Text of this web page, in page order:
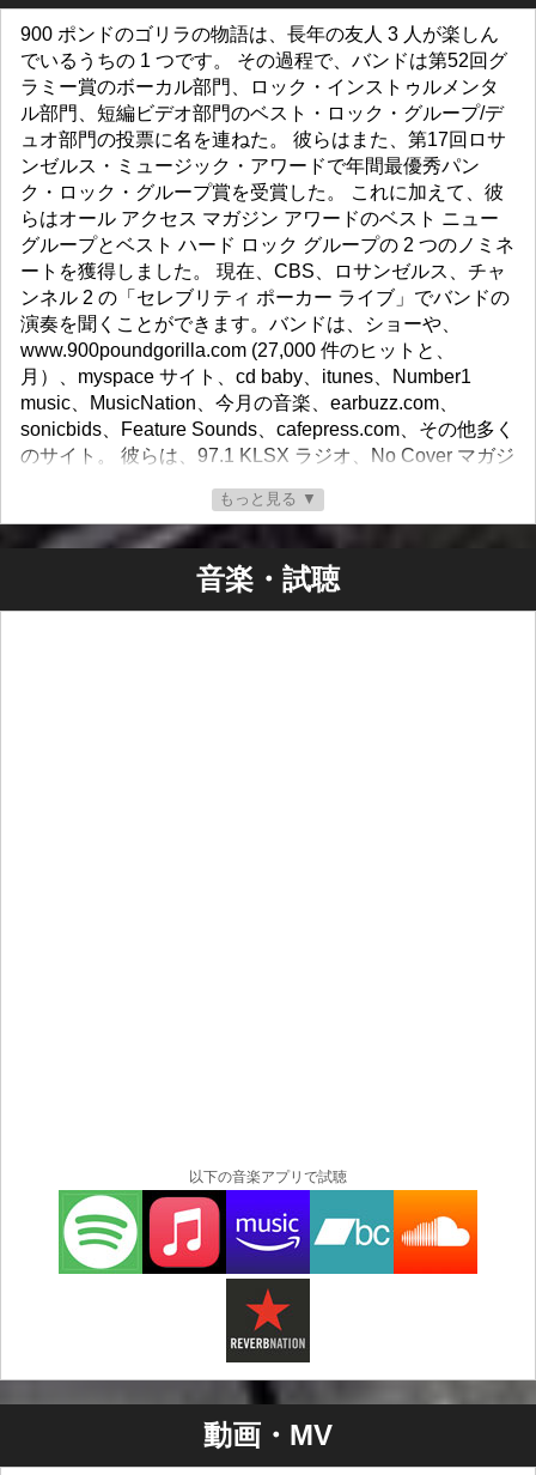
900 ポンドのゴリラの物語は、長年の友人 3 人が楽しん
でいるうちの 1 つです。 その過程で、バンドは第52回グ
ラミー賞のボーカル部門、ロック・インストゥルメンタ
ル部門、短編ビデオ部門のベスト・ロック・グループ/デ
ュオ部門の投票に名を連ねた。 彼らはまた、第17回ロサ
ンゼルス・ミュージック・アワードで年間最優秀パン
ク・ロック・グループ賞を受賞した。 これに加えて、彼
らはオール アクセス マガジン アワードのベスト ニュー
グループとベスト ハード ロック グループの 2 つのノミネ
ートを獲得しました。 現在、CBS、ロサンゼルス、チャ
ンネル 2 の「セレブリティ ポーカー ライブ」でバンドの
演奏を聞くことができます。バンドは、ショーや、
www.900poundgorilla.com (27,000 件のヒットと、
月）、myspace サイト、cd baby、itunes、Number1
music、MusicNation、今月の音楽、earbuzz.com、
sonicbids、Feature Sounds、cafepress.com、その他多く
のサイト。 彼らは、97.1 KLSX ラジオ、No Cover マガジ
www.rockwired.com でインタビューと番組で紹介されて
います。 彼らはK.t.のトラックでもフィーチャーされてい
ます。 Recordz Guitars of Tomorrow。Express Jet の機内
誌にレビューが掲載され、Indieguitarists.com にも特集が
掲載されました。 彼らは Mohawk Bomb Records のコン
ョーで演奏しました。 彼らは大学を通じて、そしてマッ
ド・ビート・ヴィソンなどのカリフォルニア周辺のバン
ドで一緒に演奏し、最終的には当時ジェフのバンドであ
ったデッド・ラズロス・プレイス（ニュー・レッド・ア
ーカイブス）とショーをするようになった。 その後、ジ
ョンはデッド・ラズロス・プレイスに1年間参加し、その
後ジェフ、ジョン、ドナトで900ポンド・ゴリラを結成し
もっと見る ▼
音楽・試聴
以下の音楽アプリで試聴
動画・MV